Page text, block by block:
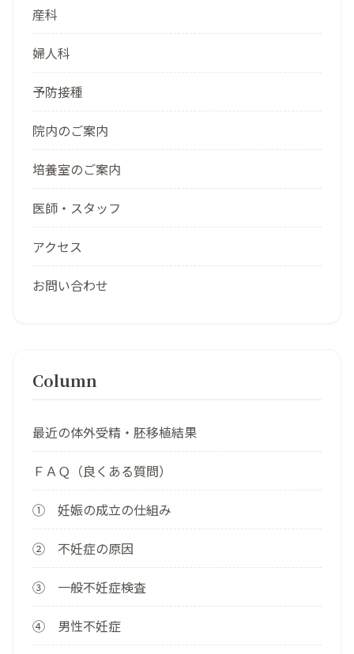
産科
婦人科
予防接種
院内のご案内
培養室のご案内
医師・スタッフ
アクセス
お問い合わせ
Column
最近の体外受精・胚移植結果
ＦＡＱ（良くある質問）
① 妊娠の成立の仕組み
② 不妊症の原因
③ 一般不妊症検査
④ 男性不妊症